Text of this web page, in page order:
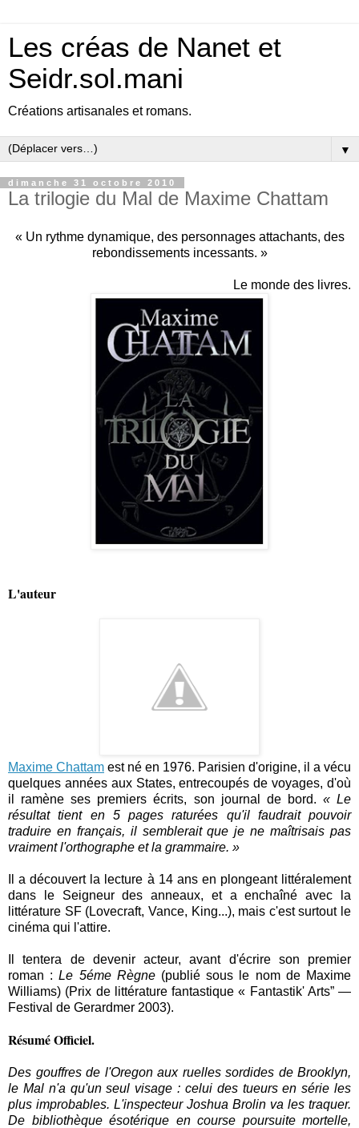
Les créas de Nanet et
Seidr.sol.mani
Créations artisanales et romans.
▼
dimanche 31 octobre 2010
La trilogie du Mal de Maxime Chattam
« Un rythme dynamique, des personnages attachants, des
rebondissements incessants. »
Le monde des livres.
L'auteur
Maxime Chattam est né en 1976. Parisien d'origine, il a vécu
quelques années aux States, entrecoupés de voyages, d'où
il ramène ses premiers écrits, son journal de bord. « Le
résultat tient en 5 pages raturées qu'il faudrait pouvoir
traduire en français, il semblerait que je ne maîtrisais pas
vraiment l'orthographe et la grammaire. »
Il a découvert la lecture à 14 ans en plongeant littéralement
dans le Seigneur des anneaux, et a enchaîné avec la
littérature SF (Lovecraft, Vance, King...), mais c'est surtout le
cinéma qui l'attire.
Il tentera de devenir acteur, avant d'écrire son premier
roman :Le 5éme Règne(publié sous le nom de Maxime
Williams) (Prix de littérature fantastique « Fantastik' Arts” —
Festival de Gerardmer 2003).
Résumé Officiel.
Des gouffres de l'Oregon aux ruelles sordides de Brooklyn,
le Mal n'a qu'un seul visage : celui des tueurs en série les
plus improbables. L'inspecteur Joshua Brolin va les traquer.
De bibliothèque ésotérique en course poursuite mortelle,